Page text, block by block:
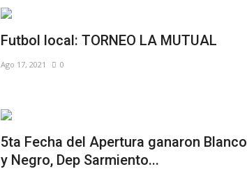
Futbol local: TORNEO LA MUTUAL
Ago 17, 2021 0
5ta Fecha del Apertura ganaron Blanco
y Negro, Dep Sarmiento...